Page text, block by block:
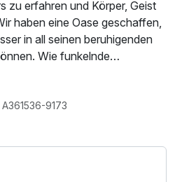
zu erfahren und Körper, Geist
haben eine Oase geschaffen,
in all seinen beruhigenden
Wie funkelnde
und schafft eine
Bergwelt des Kufsteiner
A361536-9173